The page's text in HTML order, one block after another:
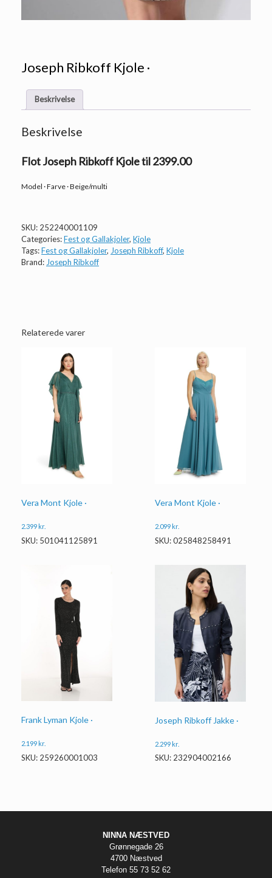
Joseph Ribkoff Kjole ·
Beskrivelse
Beskrivelse
Flot Joseph Ribkoff Kjole til 2399.00
Model · Farve · Beige/multi
SKU: 252240001109
Categories:Fest og Gallakjoler, Kjole
Tags:Fest og Gallakjoler, Joseph Ribkoff, Kjole
Brand: Joseph Ribkoff
Relaterede varer
Vera Mont Kjole ·
2.399kr.
SKU: 501041125891
Vera Mont Kjole ·
2.099kr.
SKU: 025848258491
Frank Lyman Kjole ·
2.199 kr.
SKU: 259260001003
Joseph Ribkoff Jakke ·
2.299kr.
SKU: 232904002166
NINNA NÆSTVED
Grønnegade 26
4700 Næstved
Telefon 55 73 52 62